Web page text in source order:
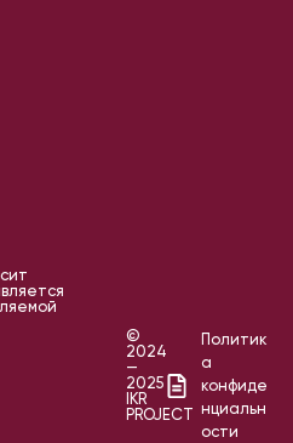
©
2024
—
2025
IKR
PROJECT
Политик
а
конфиде
нциальн
ости